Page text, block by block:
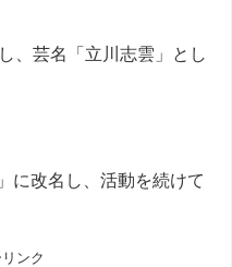
、芸名「立川志雲」とし
に改名し、活動を続けて
ンク